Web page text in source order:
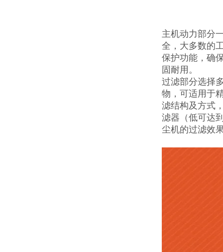
主机动力部分
全，大多数的
保护功能，确
固耐用。
过滤部分选择
物，可适用于
滤结构及方式
滤器（低可达
尘机的过滤效